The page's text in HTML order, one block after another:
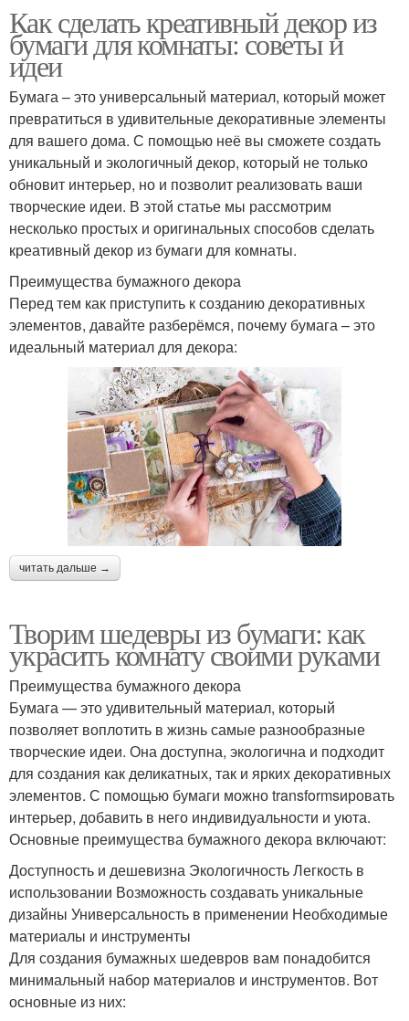
Как сделать креативный декор из
бумаги для комнаты: советы и
идеи
Бумага – это универсальный материал, который может
превратиться в удивительные декоративные элементы
для вашего дома. С помощью неё вы сможете создать
уникальный и экологичный декор, который не только
обновит интерьер, но и позволит реализовать ваши
творческие идеи. В этой статье мы рассмотрим
несколько простых и оригинальных способов сделать
креативный декор из бумаги для комнаты.
Преимущества бумажного декора
Перед тем как приступить к созданию декоративных
элементов, давайте разберёмся, почему бумага – это
идеальный материал для декора:
читать дальше →
Творим шедевры из бумаги: как
украсить комнату своими руками
Преимущества бумажного декора
Бумага — это удивительный материал, который
позволяет воплотить в жизнь самые разнообразные
творческие идеи. Она доступна, экологична и подходит
для создания как деликатных, так и ярких декоративных
элементов. С помощью бумаги можно transformsировать
интерьер, добавить в него индивидуальности и уюта.
Основные преимущества бумажного декора включают:
Доступность и дешевизна Экологичность Легкость в
использовании Возможность создавать уникальные
дизайны Универсальность в применении Необходимые
материалы и инструменты
Для создания бумажных шедевров вам понадобится
минимальный набор материалов и инструментов. Вот
основные из них: